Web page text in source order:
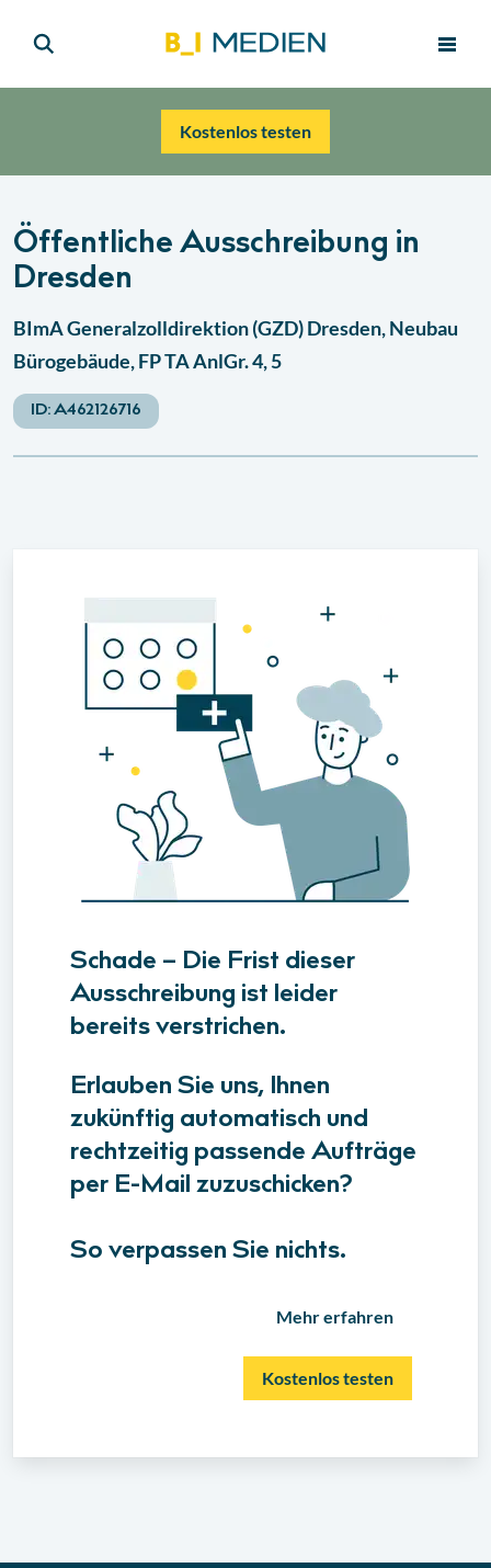
Kostenlos testen
Öffentliche Ausschreibung in
Dresden
BImA Generalzolldirektion (GZD) Dresden, Neubau
Bürogebäude, FP TA AnlGr. 4, 5
ID:A462126716
Schade – Die Frist dieser
Ausschreibung ist leider
bereits verstrichen.
Erlauben Sie uns, Ihnen
zukünftig automatisch und
rechtzeitig passende Aufträge
per E-Mail zuzuschicken?
So verpassen Sie nichts.
Mehr erfahren
Kostenlos testen